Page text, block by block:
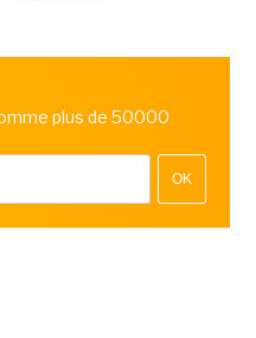
plus de 50000
OK